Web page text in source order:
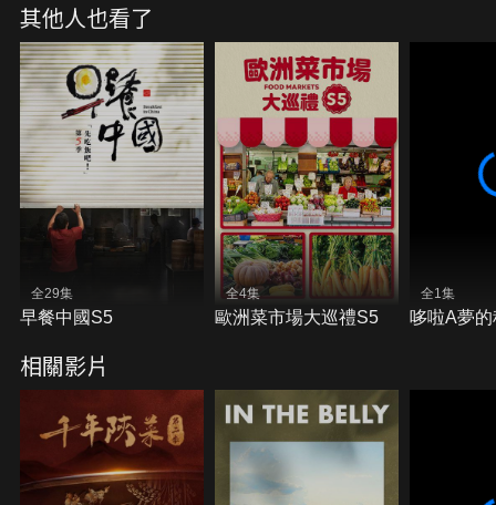
其他人也看了
全29集
早餐中國S5
全4集
歐洲菜市場大巡禮S5
全1集
哆啦A夢
相關影片